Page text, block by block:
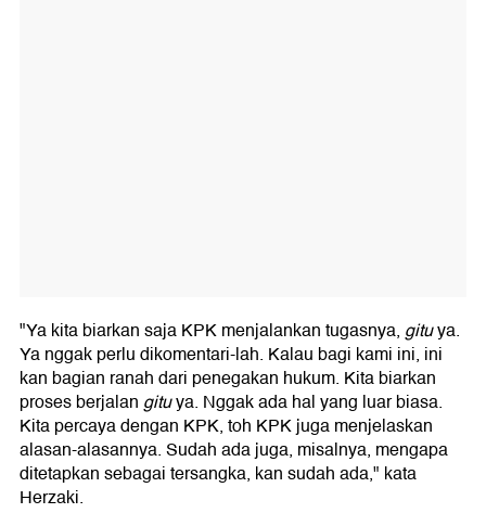
"Ya kita biarkan saja KPK menjalankan tugasnya,gituya.
Ya nggak perlu dikomentari-lah. Kalau bagi kami ini, ini
kan bagian ranah dari penegakan hukum. Kita biarkan
proses berjalangituya. Nggak ada hal yang luar biasa.
Kita percaya dengan KPK, toh KPK juga menjelaskan
alasan-alasannya. Sudah ada juga, misalnya, mengapa
ditetapkan sebagai tersangka, kan sudah ada," kata
Herzaki.